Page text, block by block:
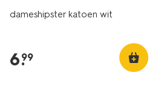
dameshipster katoen wit
6.
99